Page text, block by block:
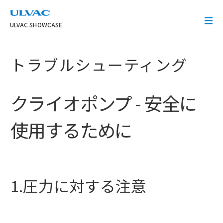
ULVAC
ULVAC SHOWCASE
トラブルシューティング
クライオポンプ - 安全に
使用するために
1.圧力に対する注意